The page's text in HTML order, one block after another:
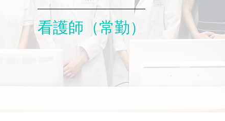
看護師（常勤）